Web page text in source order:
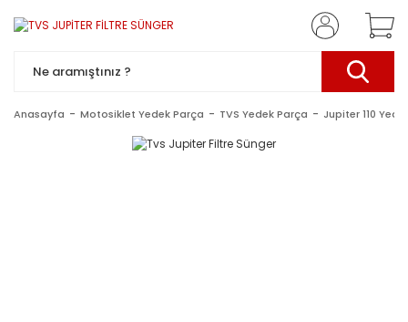
Anasayfa Motosiklet Yedek Parça TVS Yedek Parça Jupiter 110